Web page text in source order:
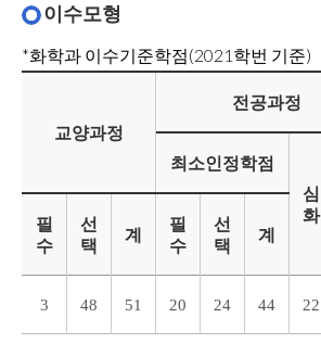
이수모형
*화학과 이수기준학점(2021학번 기준)
교양과정
전공과정
최소인정학점
심
화
필
수
선
택
계
필
수
선
택
계
3 48 51 20 24 44 22